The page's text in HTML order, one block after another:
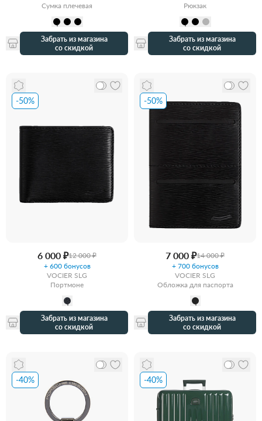
Сумка плечевая
Забрать из магазина
со скидкой
Рюкзак
Забрать из магазина
со скидкой
-50%
6 000 ₽12 000 ₽
+ 600 бонусов
VOCIER SLG
Портмоне
Забрать из магазина
со скидкой
-50%
7 000 ₽14 000 ₽
+ 700 бонусов
VOCIER SLG
Обложка для паспорта
Забрать из магазина
со скидкой
-40% -40%